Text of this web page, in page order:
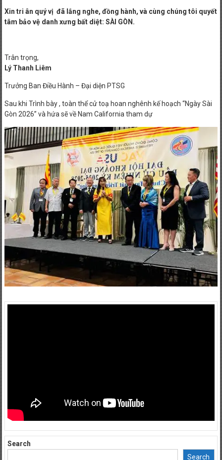
Xin tri ân quý vị đã lắng nghe, đồng hành, và cùng chúng tôi quyết
tâm bảo vệ danh xưng bất diệt: SÀI GÒN.
Trân trọng,
Lý Thanh Liêm
Trưởng Ban Điều Hành – Đại diện PTSG
Sau khi Trình bày , toàn thể cử toạ hoan nghênh kế hoạch “Ngày Sài
Gòn 2026” và hứa sẽ về Nam California tham dự
Search
Search